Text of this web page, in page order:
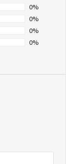
0%
0%
0%
0%